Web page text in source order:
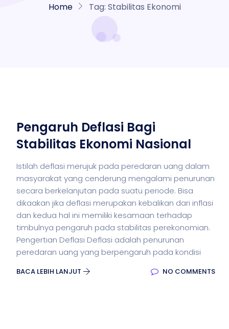
Home Tag: Stabilitas Ekonomi
Pengaruh Deflasi Bagi
Stabilitas Ekonomi Nasional
Istilah deflasi merujuk pada peredaran uang dalam
masyarakat yang cenderung mengalami penurunan
secara berkelanjutan pada suatu periode. Bisa
dikaakan jika deflasi merupakan kebalikan dari inflasi
dan kedua hal ini memiliki kesamaan terhadap
timbulnya pengaruh pada stabilitas perekonomian.
Pengertian Deflasi Deflasi adalah penurunan
peredaran uang yang berpengaruh pada kondisi
BACA LEBIH LANJUT NO COMMENTS